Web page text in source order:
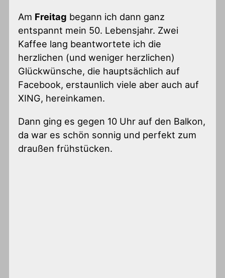
Am Freitag begann ich dann ganz
entspannt mein 50. Lebensjahr. Zwei
Kaffee lang beantwortete ich die
herzlichen (und weniger herzlichen)
Glückwünsche, die hauptsächlich auf
Facebook, erstaunlich viele aber auch auf
XING, hereinkamen.
Dann ging es gegen 10 Uhr auf den Balkon,
da war es schön sonnig und perfekt zum
draußen frühstücken.